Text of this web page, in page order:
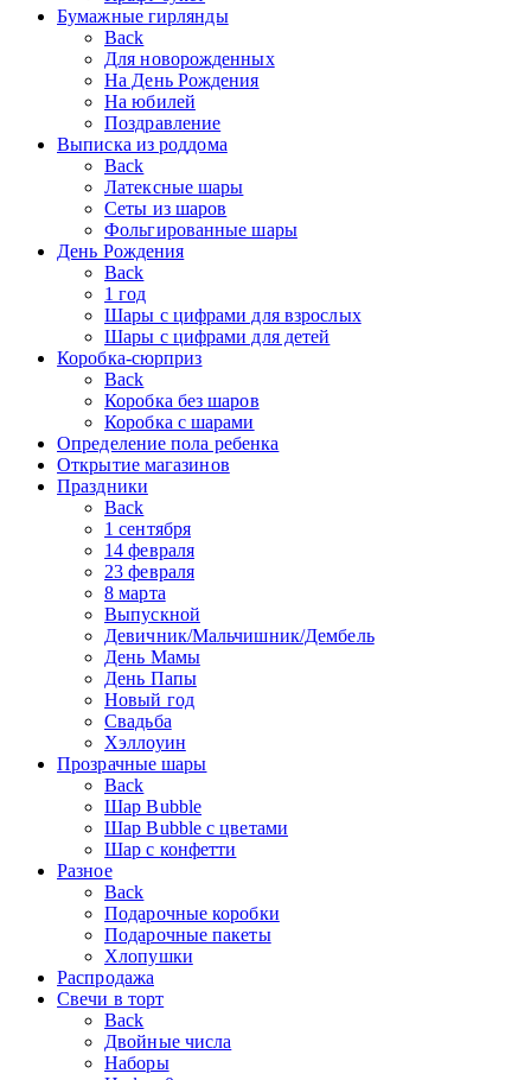
Бумажные гирлянды
Back
Для новорожденных
На День Рождения
На юбилей
Поздравление
Выписка из роддома
Back
Латексные шары
Сеты из шаров
Фольгированные шары
День Рождения
Back
1 год
Шары с цифрами для взрослых
Шары с цифрами для детей
Коробка-сюрприз
Back
Коробка без шаров
Коробка с шарами
Определение пола ребенка
Открытие магазинов
Праздники
Back
1 сентября
14 февраля
23 февраля
8 марта
Выпускной
Девичник/Мальчишник/Дембель
День Мамы
День Папы
Новый год
Свадьба
Хэллоуин
Прозрачные шары
Back
Шар Bubble
Шар Bubble с цветами
Шар с конфетти
Разное
Back
Подарочные коробки
Подарочные пакеты
Хлопушки
Распродажа
Свечи в торт
Back
Двойные числа
Наборы